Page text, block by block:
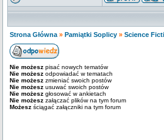
Strona Główna » Pamiątki Soplicy » Science
Nie możesz pisać nowych tematów
Nie możesz odpowiadać w tematach
Nie możesz zmieniać swoich postów
Nie możesz usuwać swoich postów
Nie możesz głosować w ankietach
Nie możesz załączać plików na tym forum
Możesz ściągać załączniki na tym forum